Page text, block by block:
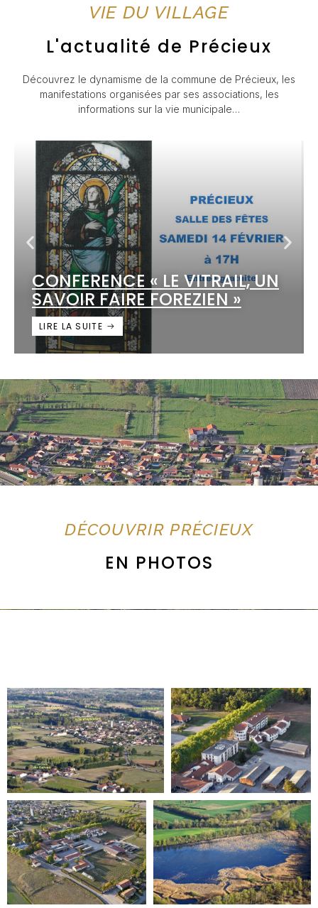
VIE DU VILLAGE
L'actualité de Précieux
Découvrez le dynamisme de la commune de Précieux, les
manifestations organisées par ses associations, les
informations sur la vie municipale…
CONFERENCE « LE VITRAIL, UN
SAVOIR FAIRE FOREZIEN »
LIRE LA SUITE
DÉCOUVRIR PRÉCIEUX
EN PHOTOS